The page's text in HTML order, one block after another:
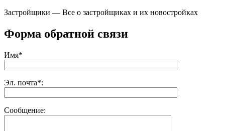
Застройщики — Все о застройщиках и их новостройках
Форма обратной связи
Имя*
Эл. почта*:
Сообщение: